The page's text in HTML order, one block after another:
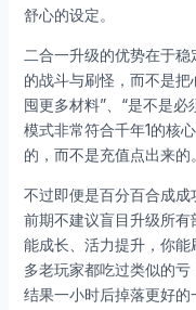
舒心的设定。
二合一升级的优势在于
的战斗与刷怪，而不是把
囤更多材料”、“是不是
模式非常符合千年1的核
的，而不是充值点出来的。
不过即便是百分百合成成
前期不建议盲目升级所
能成长、活力提升，你
多老玩家都吃过类似的亏
结果一小时后掉落更好的